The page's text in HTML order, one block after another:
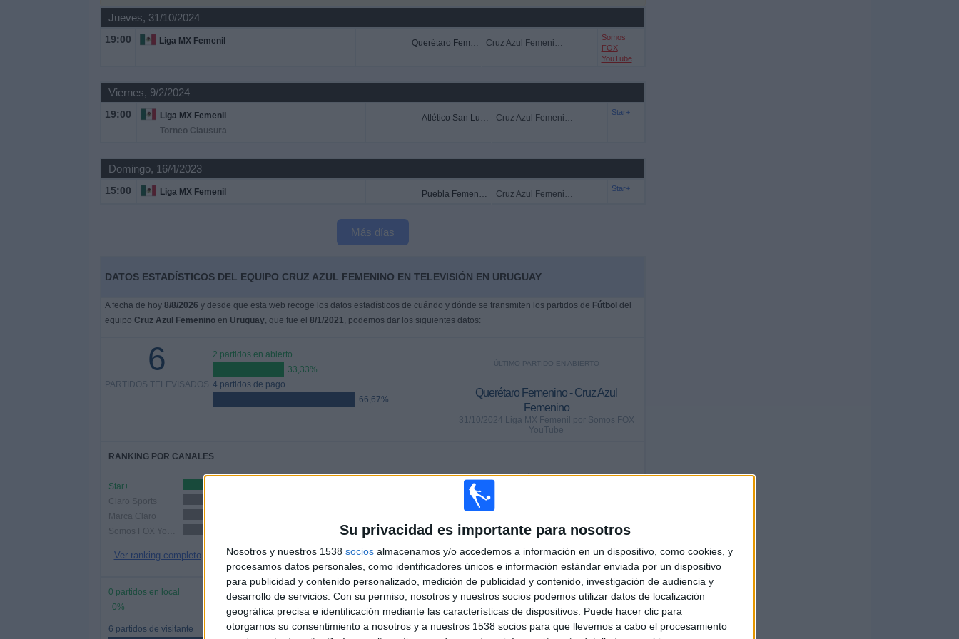
Su privacidad es importante para nosotros
Nosotros y nuestros 1538 socios almacenamos y/o accedemos a información en un dispositivo, como cookies, y
procesamos datos personales, como identificadores únicos e información estándar enviada por un dispositivo
para publicidad y contenido personalizado, medición de publicidad y contenido, investigación de audiencia y
desarrollo de servicios. Con su permiso, nosotros y nuestros socios podemos utilizar datos de localización
geográfica precisa e identificación mediante las características de dispositivos. Puede hacer clic para
otorgarnos su consentimiento a nosotros y a nuestros 1538 socios para que llevemos a cabo el procesamiento
Jueves, 31/10/2024
19:00 Liga MX Femenil Querétaro Femenino Cruz Azul Femenino
Somos
FOX
YouTube
Viernes, 9/2/2024
19:00
Liga MX Femenil
Torneo Clausura
Atlético San Luis Femenino Cruz Azul Femenino
Star+
Domingo, 16/4/2023
15:00 Liga MX Femenil Puebla Femenino Cruz Azul Femenino
Star+
Más días
DATOS ESTADÍSTICOS DEL EQUIPO CRUZ AZUL FEMENINO EN TELEVISIÓN EN URUGUAY
A fecha de hoy 8/8/2026 y desde que esta web recoge los datos estadísticos de cuándo y dónde se transmiten los partidos de Fútbol del
equipo Cruz Azul Femeninoen Uruguay, que fue el 8/1/2021, podemos dar los siguientes datos:
6
PARTIDOS TELEVISADOS
2 partidos en abierto
33,33%
4 partidos de pago
66,67%
ÚLTIMO PARTIDO EN ABIERTO
Querétaro Femenino - Cruz Azul
Femenino
31/10/2024 Liga MX Femenil por Somos FOX
YouTube
RANKING POR CANALES
Star+
Claro Sports
Marca Claro
Ver ranking completo
TOTAL
DÍAS
GRATUÍTO
PARTIDOS
DE PAGO
0 partidos en local
0%
6 partidos de visitante
TOTAL
5
MÁXIMO
2
TOTAL
1